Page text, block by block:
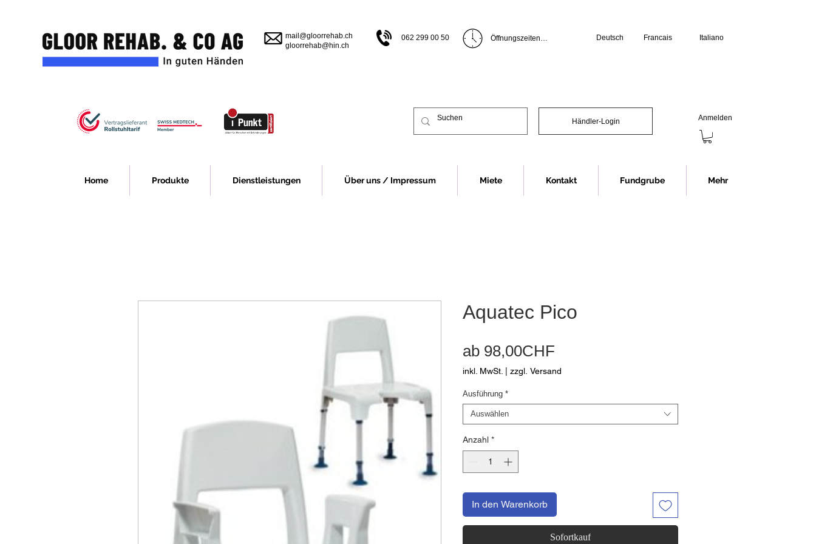
mail@gloorrehab.ch
gloorrehab@hin.ch
062 299 00 50
Öffnungszeiten
Öffnungszeiten Showroom (Anmeldung erforderlich):
Montag 13.00 bis 16.30 Uhr
Vor Feiertagen schliessen wir jeweils eine Stunde
Deutsch Francais Italiano
Händler-Login Anmelden
Home Produkte Dienstleistungen Über uns / Impressum Miete Kontakt Fundgrube Mehr
Aquatec Pico
ab 98,00CHF
Preis
inkl. MwSt. zzgl. Versand
Ausführung *
Auswählen
Anzahl *
In den Warenkorb
Sofortkauf